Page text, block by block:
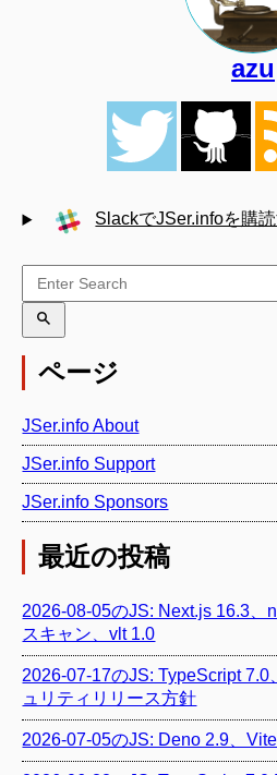
azu
SlackでJSer.infoを購
ページ
JSer.info About
JSer.info Support
JSer.info Sponsors
最近の投稿
2026-08-05のJS: Next.js 16.3、
スキャン、vlt 1.0
2026-07-17のJS: TypeScript 7.0
ュリティリリース方針
2026-07-05のJS: Deno 2.9、